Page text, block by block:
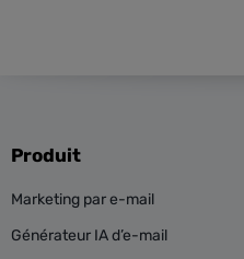
Produit
Marketing par e-mail
Générateur IA d’e-mail